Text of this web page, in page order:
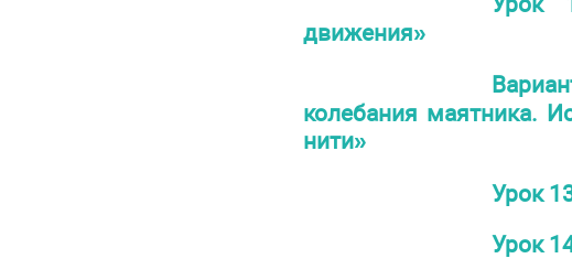
движения»
колебания маятника.
нити»
Урок
Урок